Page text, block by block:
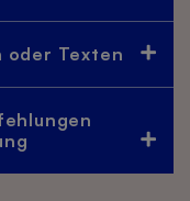
oder Texten